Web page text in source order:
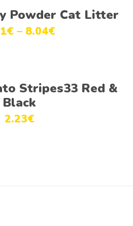
opções
Powder Cat Litter
€ – 8.04€
opções
Stripes33 Red &
Black
2.23€